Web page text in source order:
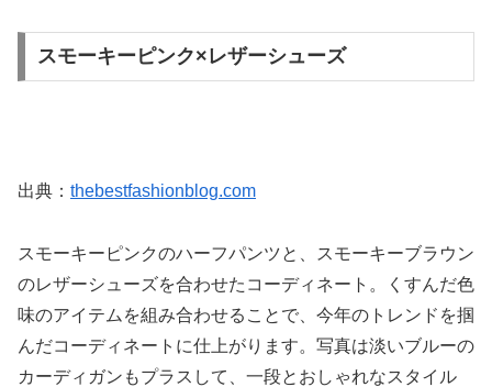
スモーキーピンク×レザーシューズ
出典： thebestfashionblog.com
スモーキーピンクのハーフパンツと、スモーキーブラウン
のレザーシューズを合わせたコーディネート。くすんだ色
味のアイテムを組み合わせることで、今年のトレンドを掴
んだコーディネートに仕上がります。写真は淡いブルーの
カーディガンもプラスして、一段とおしゃれなスタイル